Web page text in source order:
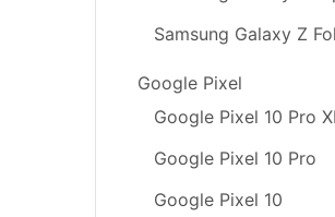
Samsung Galaxy Z
Google Pixel
Google Pixel 10 Pro
Google Pixel 10 Pro
Google Pixel 10